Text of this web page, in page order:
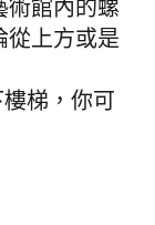
術館內的螺
從上方或是
梯，你可